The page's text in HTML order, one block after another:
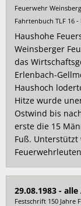
Feuerwehr Weinsberg
Fahrtenbuch TLF 16 -
Haushohe
Weinsberger
das
Erlenbach-
Haushoch
Hitze wurde
Ostwind bis
erste die 15
Fuß.
29.08.1983 -
Festschrift 150 Jahre